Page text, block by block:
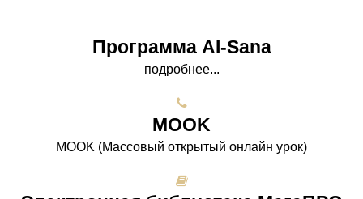
Программа AI-Sana
подробнее...
МООK
МООK (Массовый открытый онлайн урок)